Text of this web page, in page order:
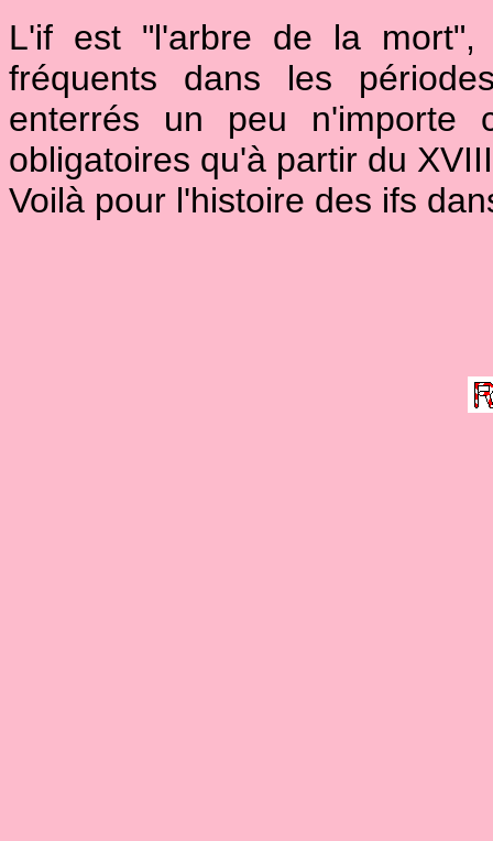
L'if est "l'arbre de la mort",
fréquents dans les
enterrés un peu n'importe
obligatoires qu'à partir du
Voilà pour l'histoire des ifs